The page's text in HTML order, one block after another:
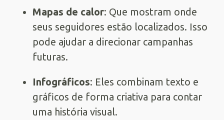
Mapas de calor: Que mostram onde
seus seguidores estão localizados. Isso
pode ajudar a direcionar campanhas
futuras.
Infográficos: Eles combinam texto e
gráficos de forma criativa para contar
uma história visual.